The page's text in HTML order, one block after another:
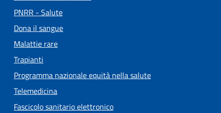
PNRR - Salute
Dona il sangue
Malattie rare
Trapianti
Programma nazionale equità nella salute
Telemedicina
Fascicolo sanitario elettronico